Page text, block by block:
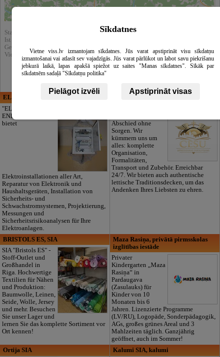
Statistik:
Ist durchgesehen : 24405
Gezeigt in sucht Ergebnisse : 205180
View in catalog :Professionelle Ausbildung
ELECTRIC ENERGY
"ELECTRIC
ENERGY Kandava"
bietet
Elektroinstallationen aller Art,
Reparatur von Elektronik und
Haushaltsgeräten, Installation von
Sicherheits- und
Schwachstromsystemen, Projektierung,
Messungen und
Sicherheitsrisikoanalysen für Ihre
Elektroanlagen.
CĒSU APBEDĪŠANAS
Abschied ohne
Sorgen. Wir
kümmern uns um
alles: komplette
Organisation,
Formalitäten,
Transport und Zubehör. Erreichbar
24/7. Wir bieten auch authentische
lettische Traditionsdecken, um das
Andenken Ihres Liebsten zu ehren.
BRISTOLS ES, SIA
SIA "Bristols ES" -
Stoff-Outlet und
Großhandel in
Riga. Hochwertige
Textilien für Nähen
und Produktion:
Baumwolle, Leinen,
Seide, Wolle, Jersey
und mehr. Besuchen
Sie unser Lager und
lernen Sie das komplette Sortiment vor
Ort kennen!
Maza Rasiņa, privātā pirmsskolas
izglītības iestāde
Privater
Kindergarten „Maza
Rasiņa“ in
Pardaugava
(Zasulauks) für
Kinder von 10
Monaten bis 6
Jahren. Lizenzierte Programme
(LV/RU), Logopäde, Sonderpädagogik,
AGs, großes grünes Areal und 3
Mahlzeiten täglich. Ganzjährig
geöffnet, auch im Sommer!
Ortija SIA
Kalumi SIA, kalumi
Sīkdatnes
Vietne viss.lv izmantojam sīkdatnes. Jūs varat apstiprināt visu sīkdatņu
izmantošanai vai atlasīt sev vajadzīgās. Jūs varat pārlūkot un labot savu piekrišanu
jebkurā laikā, lapas apakšā spiežot uz saites "Manas sīkdatnes". Sīkāk par
sīkdatnēm sadaļā "Sīkdatņu politika"
Pielāgot izvēli Apstiprināt visas